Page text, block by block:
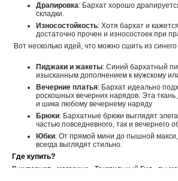
Драпировка: Бархат хорошо
складки.
Износостойкость: Хотя бархат и
достаточно прочен и износостоек при
Вот несколько идей, что можно сшить из
Пиджаки и жакеты: Синий бархатный
изысканным дополнением к мужскому
Вечерние платья: Бархат идеально
роскошных вечерних нарядов. Эта ткань
и шика любому вечернему наряду
Брюки: Бархатные брюки выглядят
частью повседневного, так и вечернего
Юбки: От прямой мини до пышной
всегда выглядят стильно.
Где купить?
В интернет - магазине «Текстильный Гид» вы